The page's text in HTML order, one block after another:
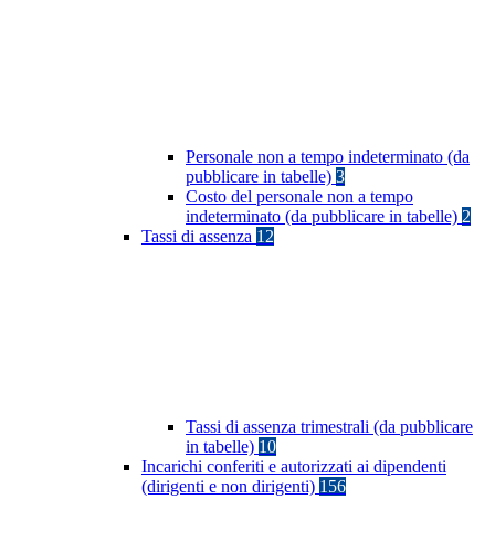
Personale non a tempo indeterminato (da
pubblicare in tabelle) 3
Costo del personale non a tempo
indeterminato (da pubblicare in tabelle) 2
Tassi di assenza 12
Tassi di assenza trimestrali (da pubblicare
in tabelle) 10
Incarichi conferiti e autorizzati ai dipendenti
(dirigenti e non dirigenti) 156